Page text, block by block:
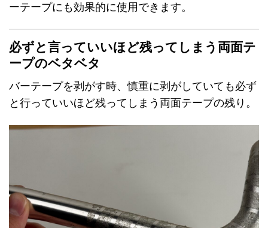
ーテープにも効果的に使用できます。
必ずと言っていいほど残ってしまう両面テ
ープのベタベタ
バーテープを剥がす時、慎重に剥がしていても必ず
と行っていいほど残ってしまう両面テープの残り。